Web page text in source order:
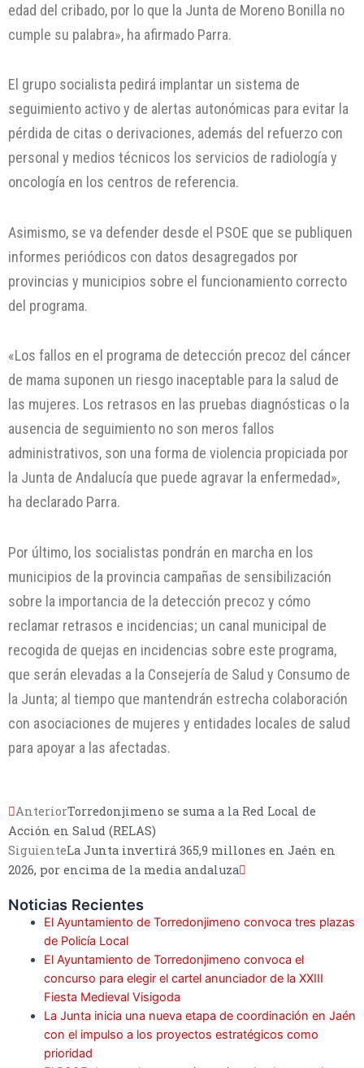
edad del cribado, por lo que la Junta de Moreno Bonilla no
cumple su palabra», ha afirmado Parra.
El grupo socialista pedirá implantar un sistema de
seguimiento activo y de alertas autonómicas para evitar la
pérdida de citas o derivaciones, además del refuerzo con
personal y medios técnicos los servicios de radiología y
oncología en los centros de referencia.
Asimismo, se va defender desde el PSOE que se publiquen
informes periódicos con datos desagregados por
provincias y municipios sobre el funcionamiento correcto
del programa.
«Los fallos en el programa de detección precoz del cáncer
de mama suponen un riesgo inaceptable para la salud de
las mujeres. Los retrasos en las pruebas diagnósticas o la
ausencia de seguimiento no son meros fallos
administrativos, son una forma de violencia propiciada por
la Junta de Andalucía que puede agravar la enfermedad»,
ha declarado Parra.
Por último, los socialistas pondrán en marcha en los
municipios de la provincia campañas de sensibilización
sobre la importancia de la detección precoz y cómo
reclamar retrasos e incidencias; un canal municipal de
recogida de quejas en incidencias sobre este programa,
que serán elevadas a la Consejería de Salud y Consumo de
la Junta; al tiempo que mantendrán estrecha colaboración
con asociaciones de mujeres y entidades locales de salud
para apoyar a las afectadas.
AnteriorTorredonjimeno se suma a la Red Local de
Acción en Salud (RELAS)
SiguienteLa Junta invertirá 365,9 millones en Jaén en
2026, por encima de la media andaluza
Noticias Recientes
El Ayuntamiento de Torredonjimeno convoca tres plazas
de Policía Local
El Ayuntamiento de Torredonjimeno convoca el
concurso para elegir el cartel anunciador de la XXIII
Fiesta Medieval Visigoda
La Junta inicia una nueva etapa de coordinación en Jaén
con el impulso a los proyectos estratégicos como
prioridad